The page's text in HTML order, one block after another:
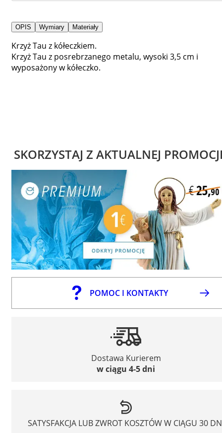
OPIS Wymiary Materiały
Krzyż Tau z kółeczkiem.
Krzyż Tau z posrebrzanego metalu, wysoki 3,5 cm i
wyposażony w kółeczko.
SKORZYSTAJ Z AKTUALNEJ
POMOC I KONTAKTY
Dostawa Kurierem
w ciągu 4-5 dni
SATYSFAKCJA LUB ZWROT KOSZTÓW W CIĄGU 30